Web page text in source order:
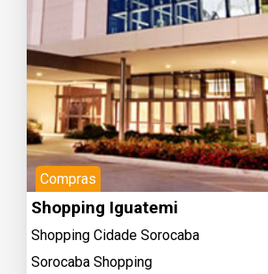
Compras
Shopping Iguatemi
Shopping Cidade Sorocaba
Sorocaba Shopping